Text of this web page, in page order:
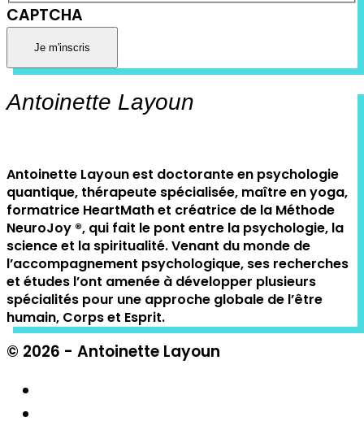
CAPTCHA
Antoinette Layoun
Antoinette Layoun est doctorante en psychologie
quantique, thérapeute spécialisée, maître en yoga,
formatrice HeartMath et créatrice de la Méthode
NeuroJoy ®️, qui fait le pont entre la psychologie, la
science et la spiritualité. Venant du monde de
l’accompagnement psychologique, ses recherches
et études l’ont amenée à développer plusieurs
spécialités pour une approche globale de l’être
humain, Corps et Esprit.
© 2026 - Antoinette Layoun